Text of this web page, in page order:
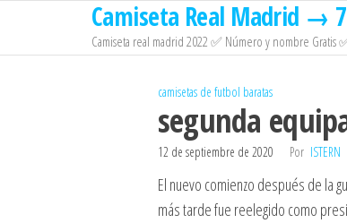
contenido
Camiseta Real Madrid →
Camiseta real madrid 2022 ✅ Número y nombre Gratis
camisetas de futbol baratas
segunda
12 de septiembre de 2020 Por ISTERN
El nuevo comienzo después de la
más tarde fue reelegido como